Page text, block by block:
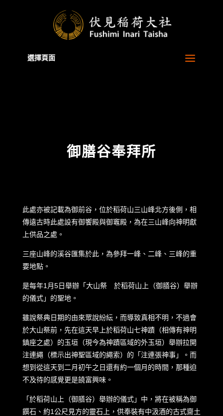
: A non-numeric value encountered in
/home/xb829880/inari.jp/public_html/zh-tw/wp-
選擇頁面
御膳谷奉拜所
此處亦被記載為御前谷，位於稻荷山三山峰北方後側，相
傳遠古時此處設有御饗殿與御竈殿，為在三山峰向神明獻
上供品之處。
三座山峰的溪谷匯集於此，為參拜一峰、二峰、三峰的重
要地點。
是每年1月5日舉辦「大山祭 於稻荷山上（御膳谷）舉辦
的儀式」的聖地。
雖說祭典日期的由來眾說紛紜，而導致真相不明，不過會
於大山祭前，先在這天早上於稻荷山七神蹟（相傳有神明
鎮座之處）的玉垣（現今為神蹟區域的外玉垣）舉辦拉開
注連繩（標示出神聖區域的繩索）的「注連張神事」。而
想到從這天到二月初午之日還有約一個月的時間，那種迫
不及待的感覺更是饒富興味。
「於稻荷山上（御膳谷）舉辦的儀式」中，將在被稱為御
饌石、約1公尺見方的靈石上，供奉裝有中汲酒的古式齋土